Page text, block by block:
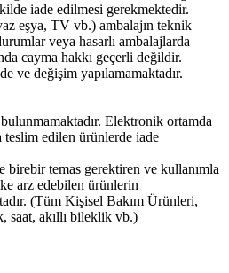
iade edilmesi gerekmektedir.
eşya, TV vb.) ambalajın teknik
veya hasarlı ambalajlarda
cayma hakkı geçerli değildir.
ve değişim yapılamamaktadır.
Elektronik ortamda
teslim edilen ürünlerde iade
birebir temas gerektiren ve kullanımla
arz edebilen ürünlerin
(Tüm Kişisel Bakım Ürünleri,
saat, akıllı bileklik vb.)